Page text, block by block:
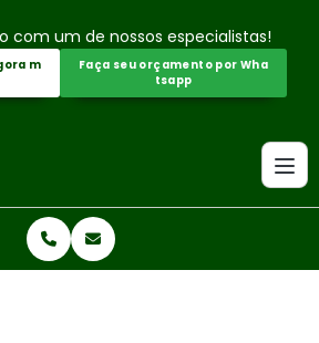
com um de nossos especialistas!
m
Faça seu orçamento por Wha
tsapp